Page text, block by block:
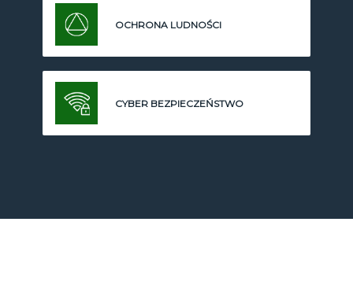
OCHRONA LUDNOŚCI
CYBER BEZPIECZEŃSTWO